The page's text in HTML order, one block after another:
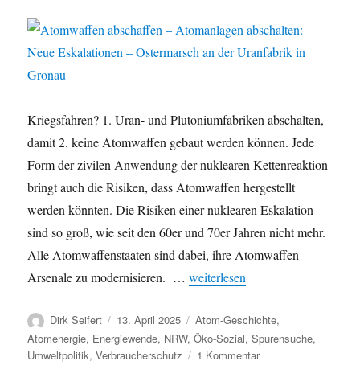
Kriegsfahren? 1. Uran- und Plutoniumfabriken abschalten,
damit 2. keine Atomwaffen gebaut werden können. Jede
Form der zivilen Anwendung der nuklearen Kettenreaktion
bringt auch die Risiken, dass Atomwaffen hergestellt
werden könnten. Die Risiken einer nuklearen Eskalation
sind so groß, wie seit den 60er und 70er Jahren nicht mehr.
Alle Atomwaffenstaaten sind dabei, ihre Atomwaffen-
Arsenale zu modernisieren. …„Atomwaffen abschaffen –
weiterlesen
Autor
Dirk Seifert
Veröffentlicht
am
13. April 2025 Kategorien
Atom-Geschichte,
Atomenergie, Energiewende, NRW,Öko-Sozial,Spurensuche,
Umweltpolitik,Verbraucherschutz 1 Kommentarzu